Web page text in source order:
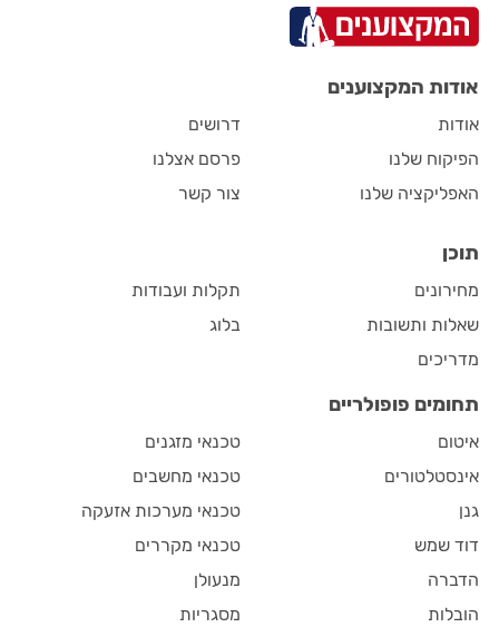
אודות המקצוענים
אודות
הפיקוח שלנו
האפליקציה שלנו
דרושים
פרסם אצלנו
צור קשר
תוכן
מחירונים
שאלות ותשובות
מדריכים
תקלות ועבודות
בלוג
תחומים פופולריים
איטום
אינסטלטורים
גנן
דוד שמש
הדברה
הובלות
טכנאי מזגנים
טכנאי מחשבים
טכנאי מערכות אזעקה
טכנאי מקררים
מנעולן
מסגריות